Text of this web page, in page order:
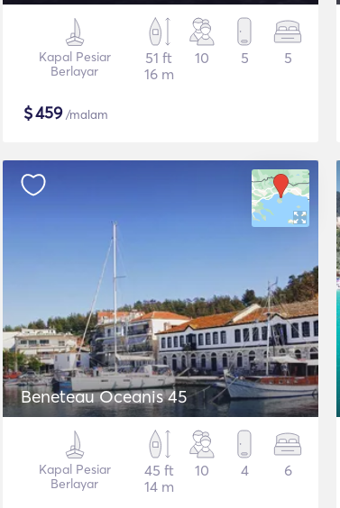
Kapal Pesiar
Berlayar
51 ft
16 m
10 5 5
$459/malam
Beneteau Oceanis 45
Kapal Pesiar
Berlayar
45 ft
14 m
10 4 6